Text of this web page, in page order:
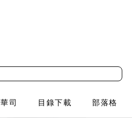
華司 目錄下載 部落格